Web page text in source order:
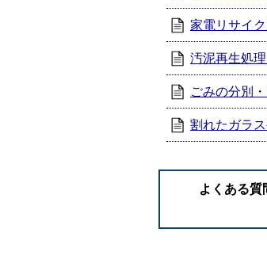
家電リサイ
汚泥再生処
ごみの分別
割れたガラ
よくある質